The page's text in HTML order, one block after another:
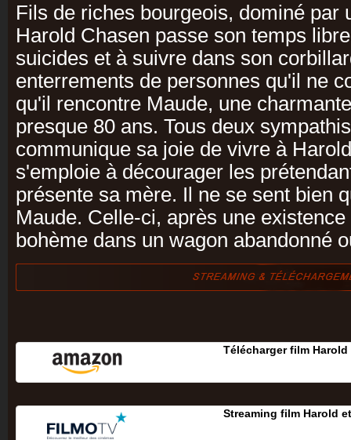
Fils de riches bourgeois, dominé par
Harold Chasen passe son temps
suicides et à suivre dans son
enterrements de personnes qu'il ne
qu'il rencontre Maude, une
presque 80 ans. Tous deux
communique sa joie de vivre à
s'emploie à décourager les
présente sa mère. Il ne se sent bien
Maude. Celle-ci, après une
bohème dans un wagon abandonné
Télécharger film Harold
Streaming film Harold